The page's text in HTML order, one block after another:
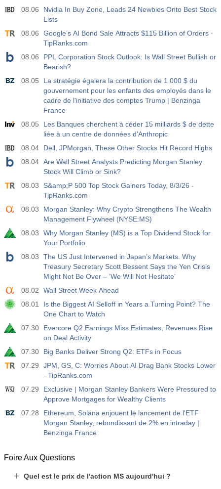
08.06
Nvidia In Buy Zone, Leads 24 Newbies Onto Best Stock
Lists
08.06
Google’s AI Bond Sale Attracts $115 Billion of Orders -
TipRanks.com
08.06
PPL Corporation Stock Outlook: Is Wall Street Bullish or
Bearish?
08.05
La stratégie égalera la contribution de 1 000 $ du
gouvernement pour les enfants des employés dans le
cadre de l'initiative des comptes Trump | Benzinga
France
08.05
Les Banques cherchent à céder 15 milliards $ de dette
liée à un centre de données d’Anthropic
08.04
Dell, JPMorgan, These Other Stocks Hit Record Highs
08.04 Are Wall Street Analysts Predicting Morgan Stanley
Stock Will Climb or Sink?
08.03
S&amp;P 500 Top Stock Gainers Today, 8/3/26 -
TipRanks.com
08.03
Morgan Stanley: Why Crypto Strengthens The Wealth
Management Flywheel (NYSE:MS)
08.03
Why Morgan Stanley (MS) is a Top Dividend Stock for
Your Portfolio
08.03
The US Just Intervened in Japan’s Markets. Why
Treasury Secretary Scott Bessent Says the Yen Crisis
Might Not Be Over – ‘We Will Not Hesitate’
08.02
Wall Street Week Ahead
08.01
Is the Biggest AI Selloff in Years a Turning Point? The
One Chart to Watch
07.30
Evercore Q2 Earnings Miss Estimates, Revenues Rise
on Deal Activity
07.30
Big Banks Deliver Strong Q2: ETFs in Focus
07.29
JPM, GS, C: Worries About AI Drag Bank Stocks Lower
- TipRanks.com
07.29
Exclusive | Morgan Stanley Bankers Were Pressured to
Approve Mortgages for Wealthy Clients
07.28
Ethereum, Solana enjouent le lancement de l'ETF
Morgan Stanley, rebondissant de 2% en intraday |
Benzinga France
Foire Aux Questions
Quel est le prix de l'action MS aujourd'hui ?